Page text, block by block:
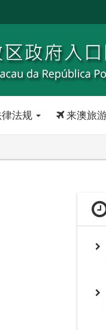
法规 来澳旅